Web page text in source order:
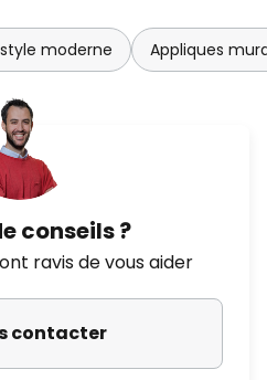
moderne Appliques
conseils ?
ravis de vous aider
contacter